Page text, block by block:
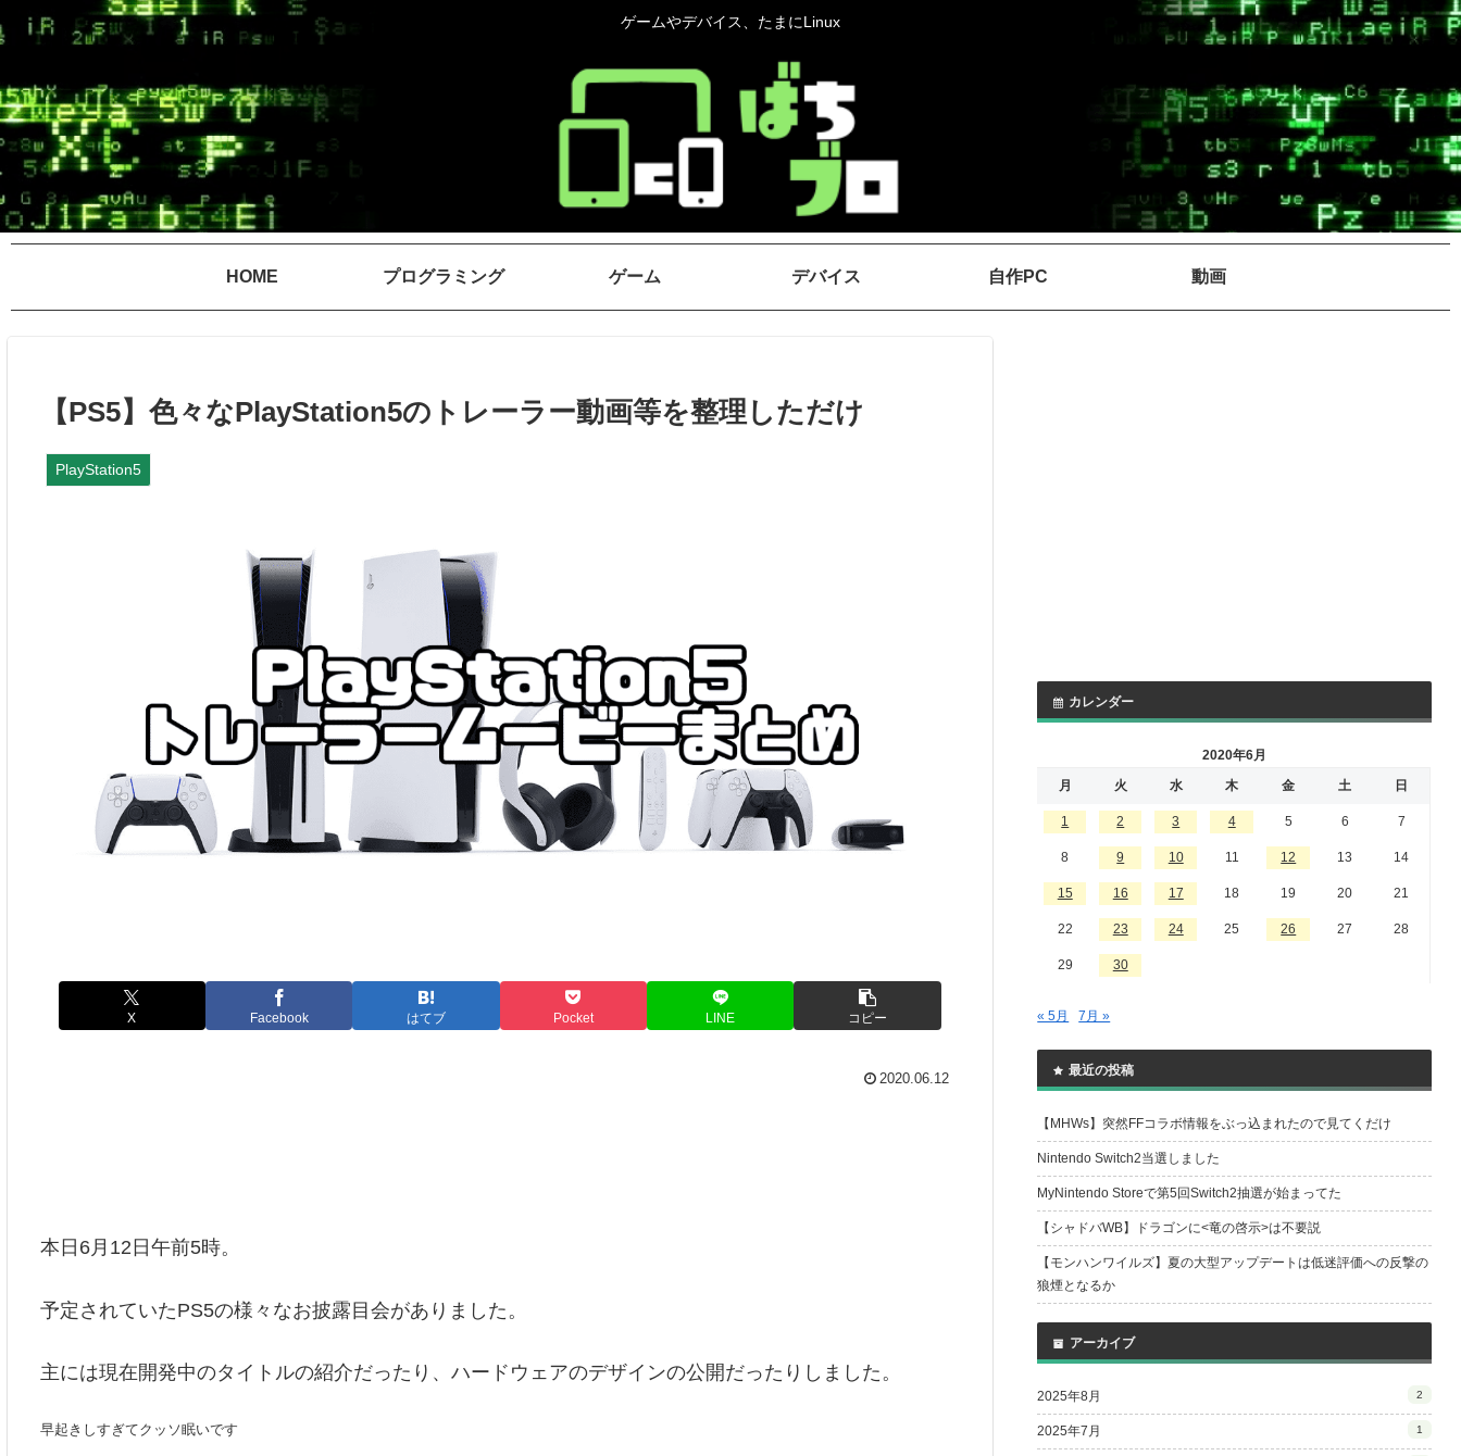
ゲームやデバイス、たまにLinux
HOME プログラミング ゲーム デバイス 自作PC 動画
【PS5】色々なPlayStation5のトレーラー動画等を整理しただけ
PlayStation5
X Facebook はてブ Pocket LINE コピー
2020.06.12
本日6月12日午前5時。
予定されていたPS5の様々なお披露目会がありました。
主には現在開発中のタイトルの紹介だったり、ハードウェアのデザインの公開だったりしました。
早起きしすぎてクッソ眠いです
カレンダー
2020年6月
月
火 水 木 金 土 日
1 2 3 4 5 6 7
8 9 10 11 12 13 14
15 16 17 18 19 20 21
22 23 24 25 26 27 28
29 30
« 5月 7月 »
最近の投稿
【MHWs】突然FFコラボ情報をぶっ込まれたので見てくだけ
Nintendo Switch2当選しました
MyNintendo Storeで第5回Switch2抽選が始まってた
【シャドバWB】ドラゴンに<竜の啓示>は不要説
【モンハンワイルズ】夏の大型アップデートは低迷評価への反撃の
狼煙となるか
アーカイブ
2025年8月 2
2025年7月 1